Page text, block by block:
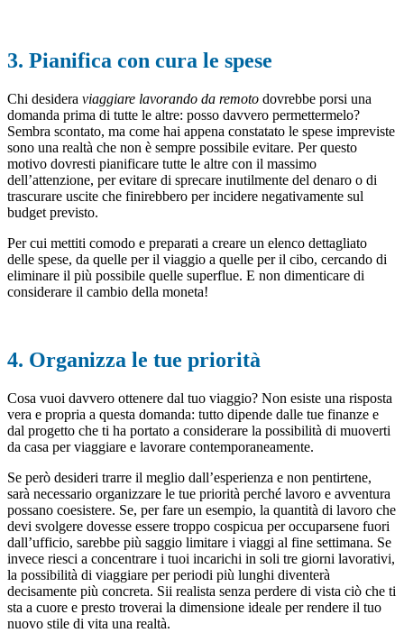
3. Pianifica con cura le spese
Chi desidera viaggiare lavorando da remoto dovrebbe porsi una
domanda prima di tutte le altre: posso davvero permettermelo?
Sembra scontato, ma come hai appena constatato le spese impreviste
sono una realtà che non è sempre possibile evitare. Per questo
motivo dovresti pianificare tutte le altre con il massimo
dell’attenzione, per evitare di sprecare inutilmente del denaro o di
trascurare uscite che finirebbero per incidere negativamente sul
budget previsto.
Per cui mettiti comodo e preparati a creare un elenco dettagliato
delle spese, da quelle per il viaggio a quelle per il cibo, cercando di
eliminare il più possibile quelle superflue. E non dimenticare di
considerare il cambio della moneta!
4. Organizza le tue priorità
Cosa vuoi davvero ottenere dal tuo viaggio? Non esiste una risposta
vera e propria a questa domanda: tutto dipende dalle tue finanze e
dal progetto che ti ha portato a considerare la possibilità di muoverti
da casa per viaggiare e lavorare contemporaneamente.
Se però desideri trarre il meglio dall’esperienza e non pentirtene,
sarà necessario organizzare le tue priorità perché lavoro e avventura
possano coesistere. Se, per fare un esempio, la quantità di lavoro che
devi svolgere dovesse essere troppo cospicua per occuparsene fuori
dall’ufficio, sarebbe più saggio limitare i viaggi al fine settimana. Se
invece riesci a concentrare i tuoi incarichi in soli tre giorni lavorativi,
la possibilità di viaggiare per periodi più lunghi diventerà
decisamente più concreta. Sii realista senza perdere di vista ciò che ti
sta a cuore e presto troverai la dimensione ideale per rendere il tuo
nuovo stile di vita una realtà.